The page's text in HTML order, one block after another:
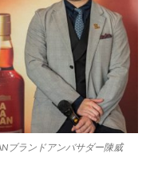
ブランドアンバサダー陳威